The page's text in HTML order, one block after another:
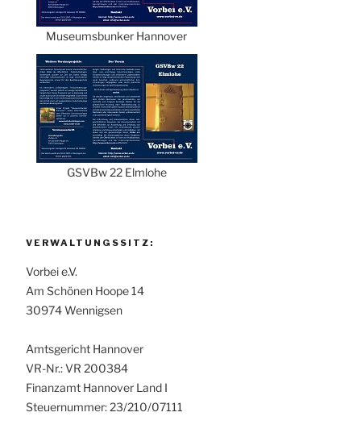
Museumsbunker Hannover
GSVBw 22 Elmlohe
VERWALTUNGSSITZ:
Vorbei e.V.
Am Schönen Hoope 14
30974 Wennigsen
Amtsgericht Hannover
VR-Nr.: VR 200384
Finanzamt Hannover Land I
Steuernummer: 23/210/07111